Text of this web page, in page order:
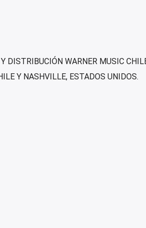
DISTRIBUCIÓN WARNER MUSIC
Y NASHVILLE, ESTADOS UNIDOS.